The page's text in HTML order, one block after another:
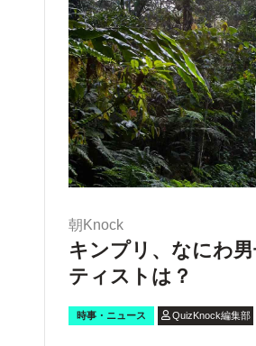
朝Knock
キンプリ、なにわ
ティストは？
時事・ニュース QuizKnock編集部